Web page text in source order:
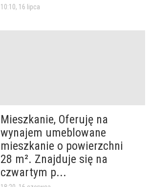
10:10, 16 lipca
Mieszkanie, Oferuję na
wynajem umeblowane
mieszkanie o powierzchni
28 m². Znajduje się na
czwartym p...